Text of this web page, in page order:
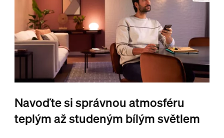
Navoďte si správnou atmosféru
teplým až studeným bílým světlem